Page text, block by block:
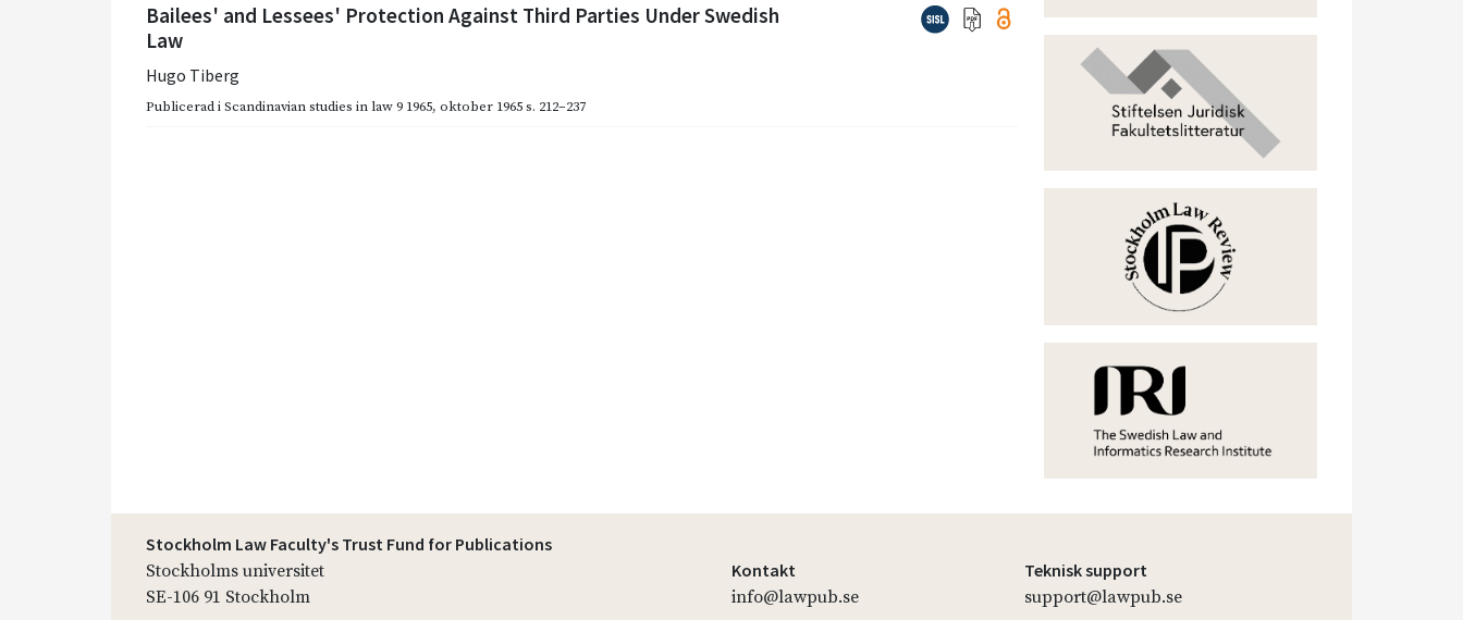
Bailees' and Lessees' Protection Against Third Parties Under Swedish
Law
Hugo Tiberg
Publicerad iScandinavian studies in law 9 1965, oktober 1965s. 212–237
Stockholm Law Faculty's Trust Fund for Publications
Stockholms universitet
SE-106 91 Stockholm
Kontakt
info@lawpub.se
Teknisk support
support@lawpub.se